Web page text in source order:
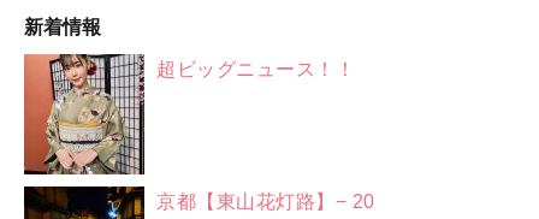
新着情報
超ビッグニュース！！
京都【東山花灯路】− 20